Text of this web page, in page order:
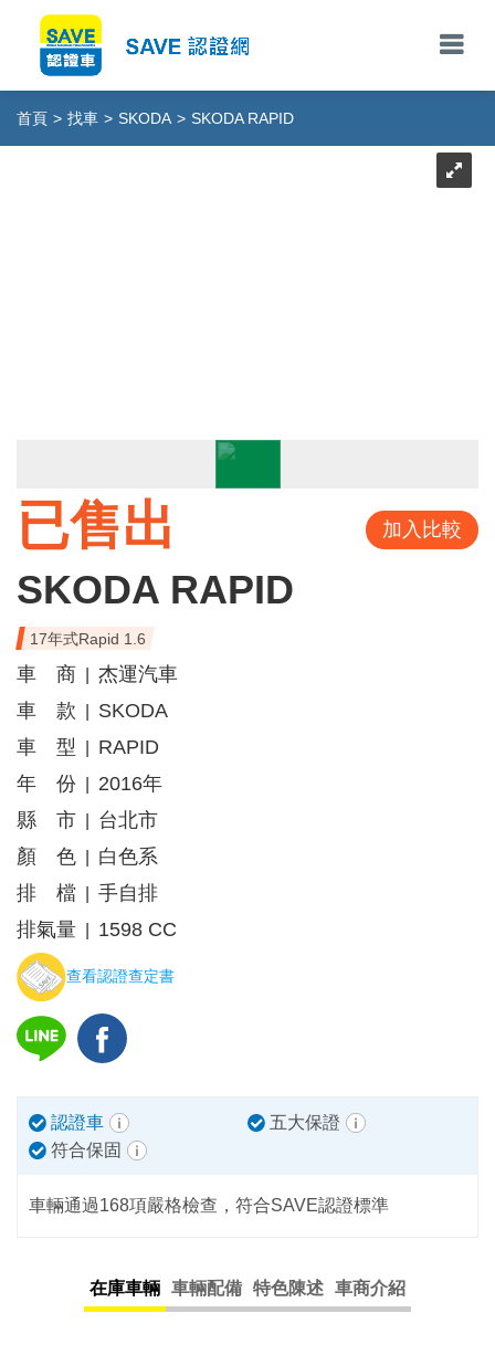
首頁 > 找車 > SKODA > SKODA RAPID
已售出 加入比較
SKODA RAPID
17年式Rapid 1.6
車 商
杰運汽車
車 款
SKODA
車 型
RAPID
年 份
2016年
縣 市
台北市
顏 色
白色系
排 檔
手自排
排氣量
1598 CC
查看認證查定書
認證車
五大保證
符合保固
車輛通過168項嚴格檢查，符合SAVE認證標準
在庫車輛 車輛配備 特色陳述 車商介紹